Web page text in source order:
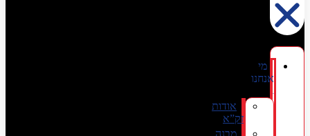
מי
אנחנו
אודות
זק”א
מבנה